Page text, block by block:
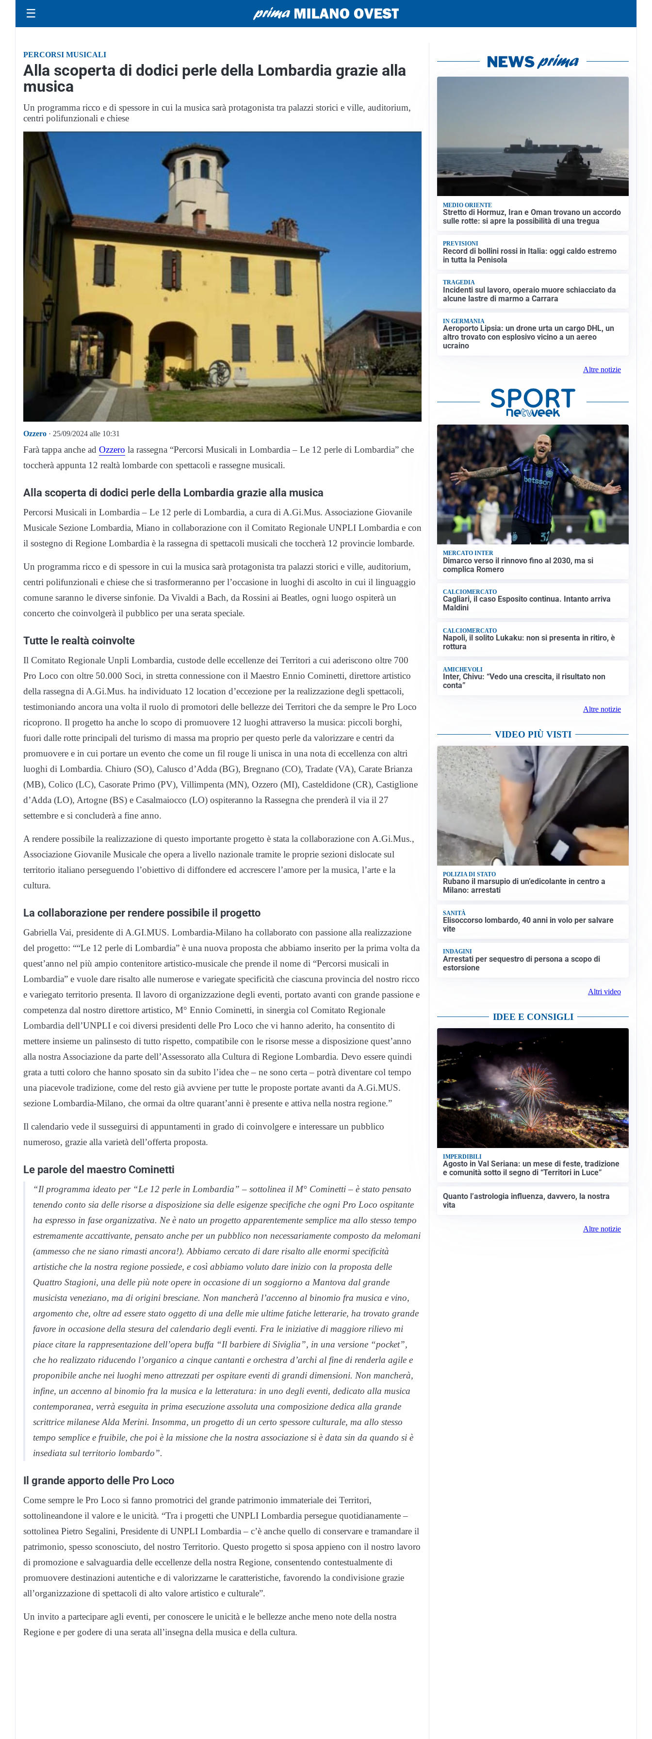
☰
PERCORSI MUSICALI
Alla scoperta di dodici perle della Lombardia grazie alla
musica
Un programma ricco e di spessore in cui la musica sarà protagonista tra palazzi storici e ville, auditorium,
centri polifunzionali e chiese
Ozzero · 25/09/2024 alle 10:31
Farà tappa anche ad Ozzero la rassegna “Percorsi Musicali in Lombardia – Le 12 perle di Lombardia” che
toccherà appunta 12 realtà lombarde con spettacoli e rassegne musicali.
Alla scoperta di dodici perle della Lombardia grazie alla musica
Percorsi Musicali in Lombardia – Le 12 perle di Lombardia, a cura di A.Gi.Mus. Associazione Giovanile
Musicale Sezione Lombardia, Miano in collaborazione con il Comitato Regionale UNPLI Lombardia e con
il sostegno di Regione Lombardia è la rassegna di spettacoli musicali che toccherà 12 provincie lombarde.
Un programma ricco e di spessore in cui la musica sarà protagonista tra palazzi storici e ville, auditorium,
centri polifunzionali e chiese che si trasformeranno per l’occasione in luoghi di ascolto in cui il linguaggio
comune saranno le diverse sinfonie. Da Vivaldi a Bach, da Rossini ai Beatles, ogni luogo ospiterà un
concerto che coinvolgerà il pubblico per una serata speciale.
Tutte le realtà coinvolte
Il Comitato Regionale Unpli Lombardia, custode delle eccellenze dei Territori a cui aderiscono oltre 700
Pro Loco con oltre 50.000 Soci, in stretta connessione con il Maestro Ennio Cominetti, direttore artistico
della rassegna di A.Gi.Mus. ha individuato 12 location d’eccezione per la realizzazione degli spettacoli,
testimoniando ancora una volta il ruolo di promotori delle bellezze dei Territori che da sempre le Pro Loco
ricoprono. Il progetto ha anche lo scopo di promuovere 12 luoghi attraverso la musica: piccoli borghi,
fuori dalle rotte principali del turismo di massa ma proprio per questo perle da valorizzare e centri da
promuovere e in cui portare un evento che come un fil rouge li unisca in una nota di eccellenza con altri
luoghi di Lombardia. Chiuro (SO), Calusco d’Adda (BG), Bregnano (CO), Tradate (VA), Carate Brianza
(MB), Colico (LC), Casorate Primo (PV), Villimpenta (MN), Ozzero (MI), Casteldidone (CR), Castiglione
d’Adda (LO), Artogne (BS) e Casalmaiocco (LO) ospiteranno la Rassegna che prenderà il via il 27
settembre e si concluderà a fine anno.
A rendere possibile la realizzazione di questo importante progetto è stata la collaborazione con A.Gi.Mus.,
Associazione Giovanile Musicale che opera a livello nazionale tramite le proprie sezioni dislocate sul
territorio italiano perseguendo l’obiettivo di diffondere ed accrescere l’amore per la musica, l’arte e la
cultura.
La collaborazione per rendere possibile il progetto
Gabriella Vai, presidente di A.GI.MUS. Lombardia-Milano ha collaborato con passione alla realizzazione
del progetto: ““Le 12 perle di Lombardia” è una nuova proposta che abbiamo inserito per la prima volta da
quest’anno nel più ampio contenitore artistico-musicale che prende il nome di “Percorsi musicali in
Lombardia” e vuole dare risalto alle numerose e variegate specificità che ciascuna provincia del nostro ricco
e variegato territorio presenta. Il lavoro di organizzazione degli eventi, portato avanti con grande passione e
competenza dal nostro direttore artistico, M° Ennio Cominetti, in sinergia col Comitato Regionale
Lombardia dell’UNPLI e coi diversi presidenti delle Pro Loco che vi hanno aderito, ha consentito di
mettere insieme un palinsesto di tutto rispetto, compatibile con le risorse messe a disposizione quest’anno
alla nostra Associazione da parte dell’Assessorato alla Cultura di Regione Lombardia. Devo essere quindi
grata a tutti coloro che hanno sposato sin da subito l’idea che – ne sono certa – potrà diventare col tempo
una piacevole tradizione, come del resto già avviene per tutte le proposte portate avanti da A.Gi.MUS.
sezione Lombardia-Milano, che ormai da oltre quarant’anni è presente e attiva nella nostra regione.”
Il calendario vede il susseguirsi di appuntamenti in grado di coinvolgere e interessare un pubblico
numeroso, grazie alla varietà dell’offerta proposta.
Le parole del maestro Cominetti
“Il programma ideato per “Le 12 perle in Lombardia” – sottolinea il M° Cominetti – è stato pensato
tenendo conto sia delle risorse a disposizione sia delle esigenze specifiche che ogni Pro Loco ospitante
ha espresso in fase organizzativa. Ne è nato un progetto apparentemente semplice ma allo stesso tempo
estremamente accattivante, pensato anche per un pubblico non necessariamente composto da melomani
(ammesso che ne siano rimasti ancora!). Abbiamo cercato di dare risalto alle enormi specificità
artistiche che la nostra regione possiede, e così abbiamo voluto dare inizio con la proposta delle
Quattro Stagioni, una delle più note opere in occasione di un soggiorno a Mantova dal grande
musicista veneziano, ma di origini bresciane. Non mancherà l’accenno al binomio fra musica e vino,
argomento che, oltre ad essere stato oggetto di una delle mie ultime fatiche letterarie, ha trovato grande
favore in occasione della stesura del calendario degli eventi. Fra le iniziative di maggiore rilievo mi
piace citare la rappresentazione dell’opera buffa “Il barbiere di Siviglia”, in una versione “pocket”,
che ho realizzato riducendo l’organico a cinque cantanti e orchestra d’archi al fine di renderla agile e
proponibile anche nei luoghi meno attrezzati per ospitare eventi di grandi dimensioni. Non mancherà,
infine, un accenno al binomio fra la musica e la letteratura: in uno degli eventi, dedicato alla musica
contemporanea, verrà eseguita in prima esecuzione assoluta una composizione dedica alla grande
scrittrice milanese Alda Merini. Insomma, un progetto di un certo spessore culturale, ma allo stesso
tempo semplice e fruibile, che poi è la missione che la nostra associazione si è data sin da quando si è
insediata sul territorio lombardo”.
Il grande apporto delle Pro Loco
Come sempre le Pro Loco si fanno promotrici del grande patrimonio immateriale dei Territori,
sottolineandone il valore e le unicità. “Tra i progetti che UNPLI Lombardia persegue quotidianamente –
sottolinea Pietro Segalini, Presidente di UNPLI Lombardia – c’è anche quello di conservare e tramandare il
patrimonio, spesso sconosciuto, del nostro Territorio. Questo progetto si sposa appieno con il nostro lavoro
di promozione e salvaguardia delle eccellenze della nostra Regione, consentendo contestualmente di
promuovere destinazioni autentiche e di valorizzarne le caratteristiche, favorendo la condivisione grazie
all’organizzazione di spettacoli di alto valore artistico e culturale”.
Un invito a partecipare agli eventi, per conoscere le unicità e le bellezze anche meno note della nostra
Regione e per godere di una serata all’insegna della musica e della cultura.
MEDIO ORIENTE
Stretto di Hormuz, Iran e Oman trovano un accordo
sulle rotte: si apre la possibilità di una tregua
PREVISIONI
Record di bollini rossi in Italia: oggi caldo estremo
in tutta la Penisola
TRAGEDIA
Incidenti sul lavoro, operaio muore schiacciato da
alcune lastre di marmo a Carrara
IN GERMANIA
Aeroporto Lipsia: un drone urta un cargo DHL, un
altro trovato con esplosivo vicino a un aereo
ucraino
Altre notizie
MERCATO INTER
Dimarco verso il rinnovo fino al 2030, ma si
complica Romero
CALCIOMERCATO
Cagliari, il caso Esposito continua. Intanto arriva
Maldini
CALCIOMERCATO
Napoli, il solito Lukaku: non si presenta in ritiro, è
rottura
AMICHEVOLI
Inter, Chivu: “Vedo una crescita, il risultato non
conta”
Altre notizie
VIDEO PIÙ VISTI
POLIZIA DI STATO
Rubano il marsupio di un’edicolante in centro a
Milano: arrestati
SANITÀ
Elisoccorso lombardo, 40 anni in volo per salvare
vite
INDAGINI
Arrestati per sequestro di persona a scopo di
estorsione
Altri video
IDEE E CONSIGLI
IMPERDIBILI
Agosto in Val Seriana: un mese di feste, tradizione
e comunità sotto il segno di “Territori in Luce”
Quanto l’astrologia influenza, davvero, la nostra
vita
Altre notizie